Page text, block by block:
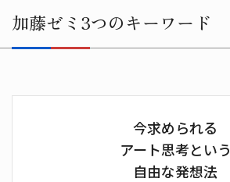
加藤ゼミ3つのキーワード
今求められる
アート思考という
自由な発想法